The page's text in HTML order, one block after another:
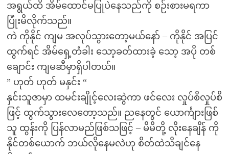
အရွယ်ထိ အိမ်ထောင်မပြုပဲနေသည်ကို စဉ်းစားမရကာ
ပြုံးမိလိုက်သည်။
ကဲ ကိုနိုင် ကျမ အလုပ်သွားတော့မယ်နော် – ကိုနိုင် အပြင်
ထွက်ရင် အိမ်ရှေ့တံခါး သော့ခတ်ထားခဲ့ သော့ အပို တစ်
ချောင်း ကျမဆီမှာရှိပါတယ်။
” ဟုတ် ဟုတ် မနှင်း “
နှင်းသူဇာမှာ ထမင်းချိုင့်လေးဆွဲကာ ဖင်လေး လှုပ်စိလှုပ်စိ
ဖြင့် ထွက်သွားလေတော့သည်။ ညနေတွင် ယောင်္ကျားဖြစ်
သူ ထွန်းကို ပြန်လာမည်ဖြစ်သဖြင့် – မိမိတို့ လိုးနေချိန် ကို
နိုင်တစ်ယောက် ဘယ်လိုနေမလဲဟု စိတ်ထဲသိချင်နေ